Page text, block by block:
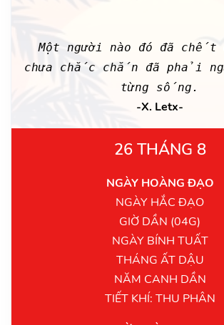
Một người nào đó đã
chưa chắc chắn đã phải
từng sống.
-X. Letx-
26 THÁNG 8
NGÀY HOÀNG ĐẠO
NGÀY HẮC ĐẠO
GIỜ DẦN (04G)
NGÀY BÍNH TUẤT
THÁNG ẤT DẬU
NĂM CANH DẦN
TIẾT KHÍ: THU PHÂN